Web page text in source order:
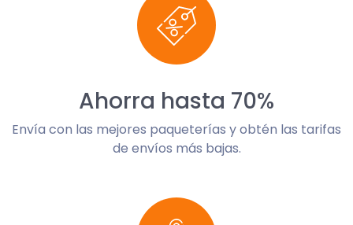
Ahorra hasta 70%
Envía con las mejores paqueterías y obtén las tarifas
de envíos más bajas.